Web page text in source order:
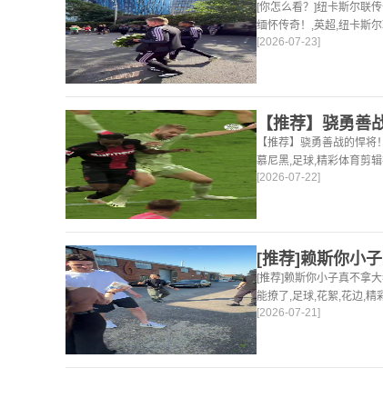
[你怎么看？]纽卡斯尔联
缅怀传奇！,英超,纽卡斯
提供最全的篮球视频足球
[2026-07-23]
【推荐】骁勇善战的悍
慕尼黑,足球,精彩体育剪
足球视频,集锦,录像。
[2026-07-22]
[推荐]赖斯你小子真不拿
能撩了,足球,花絮,花边,精
篮球视频足球视频,集锦,录
[2026-07-21]